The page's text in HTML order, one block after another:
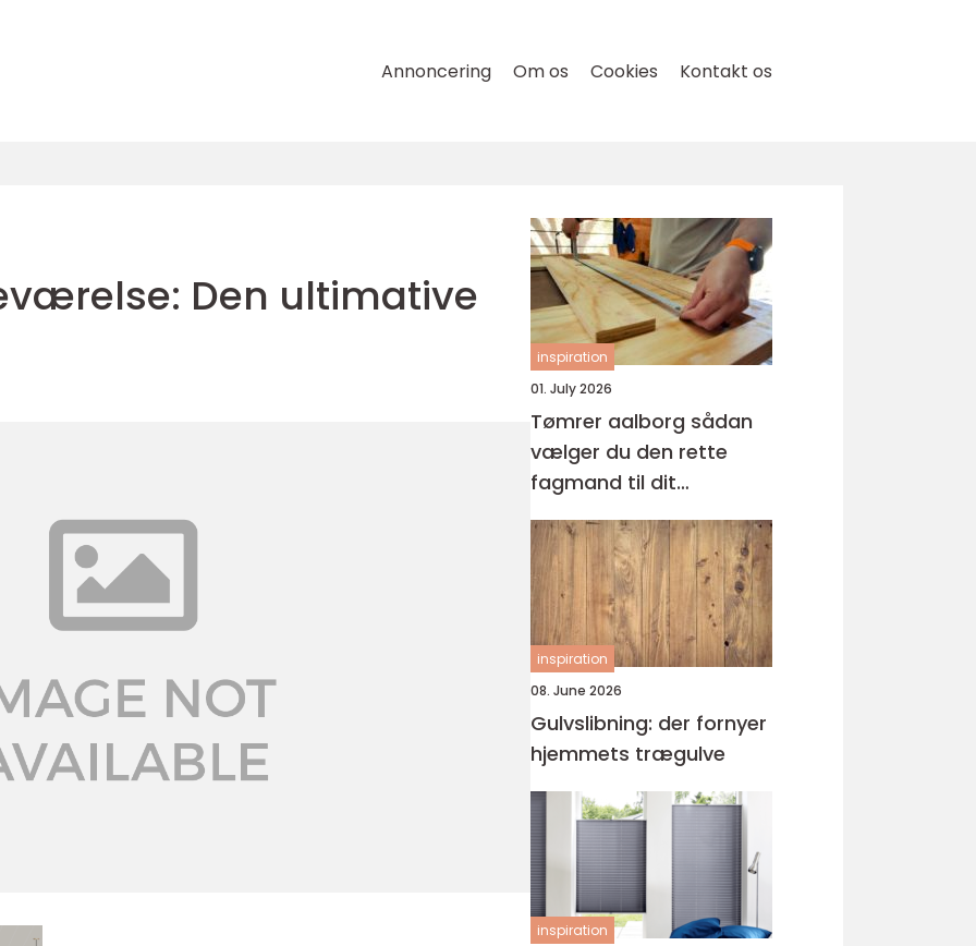
Annoncering Om os Cookies Kontakt os
Den ultimative
inspiration
01. July 2026
Tømrer aalborg sådan
vælger du den rette
fagmand til dit
byggeprojekt
inspiration
08. June 2026
Gulvslibning: der fornyer
hjemmets trægulve
inspiration